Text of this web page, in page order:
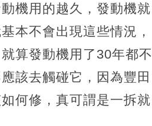
機用的越久，發動機就
本不會出現這些情況，
算發動機用了30年都不
該去觸碰它，因為豐田
何修，真可謂是一拆就